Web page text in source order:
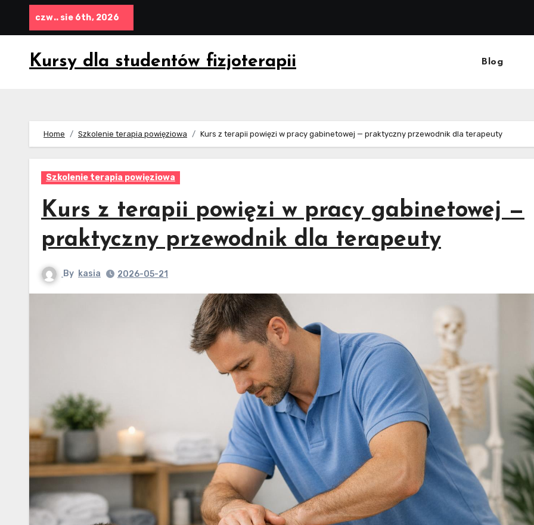
czw.. sie 6th, 2026
Kursy dla studentów fizjoterapii Blog
Home Szkolenie terapia powięziowa Kurs z terapii powięzi w pracy gabinetowej — praktyczny przewodnik dla terapeuty
Szkolenie terapia powięziowa
Kurs z terapii powięzi w pracy gabinetowej —
praktyczny przewodnik dla terapeuty
By kasia 2026-05-21